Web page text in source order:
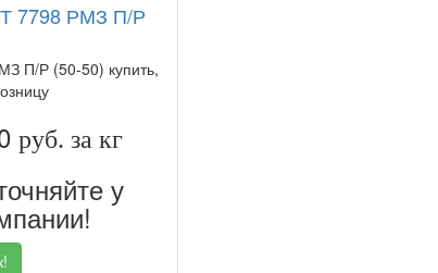
7798 РМЗ П/Р
П/Р (50-50) купить,
руб. за кг
у